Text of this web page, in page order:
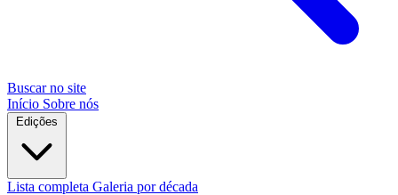
Buscar no site
Início Sobre nós
Edições
Lista completa Galeria por década